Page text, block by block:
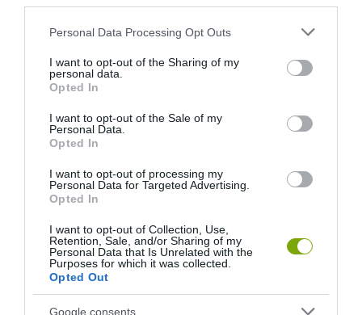
Please note that this website/app uses one or more Google
not limited to your visit or usage behaviour. You may click to
grant or deny consent to Google and its third-party tags to
use your data for below specified purposes in below Google
consent section.
Personal Data Processing Opt Outs
I want to opt-out of the Sharing of my
personal data.
Opted In
I want to opt-out of the Sale of my
Personal Data.
Opted In
I want to opt-out of processing my
Personal Data for Targeted Advertising.
Opted In
I want to opt-out of Collection, Use,
Retention, Sale, and/or Sharing of my
Personal Data that Is Unrelated with the
Purposes for which it was collected.
Opted Out
Google consents